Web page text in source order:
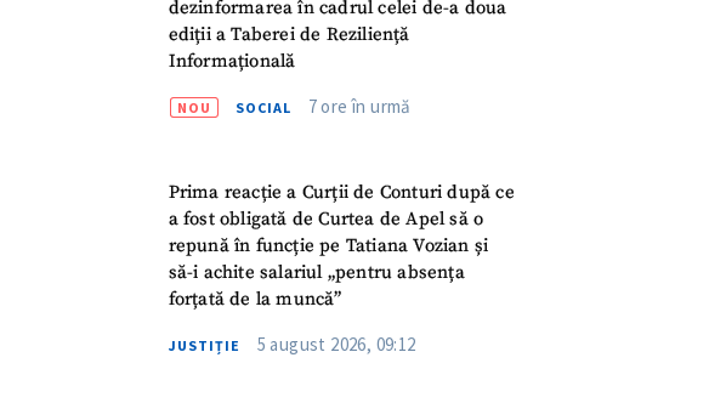
dezinformarea în cadrul celei de-a doua
ediții a Taberei de Reziliență
Informațională
NOU SOCIAL 7 ore în urmă
Prima reacție a Curții de Conturi după ce
a fost obligată de Curtea de Apel să o
repună în funcție pe Tatiana Vozian și
să-i achite salariul „pentru absența
forțată de la muncă”
JUSTIȚIE 5 august 2026, 09:12
+ Telefon personal
politica de